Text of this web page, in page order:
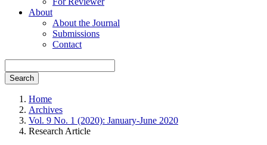
About
About the Journal
Submissions
Contact
Search
Home
Archives
Vol. 9 No. 1 (2020): January-June 2020
Research Article